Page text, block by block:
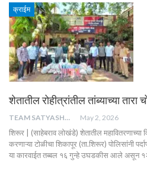
क्राईम
शेतातील रोहीत्रांतील तांब्याच्या
TEAM SATYASHODH May 2, 2026
शिरूर | (साहेबराव लोखंडे) शेतातील महावितरणाच्या
करणाऱ्या टोळीचा शिकापूर (ता.शिरूर) पोलिसांनी
या कारवाईत तब्बल १६ गुन्हे उघडकीस आले असून